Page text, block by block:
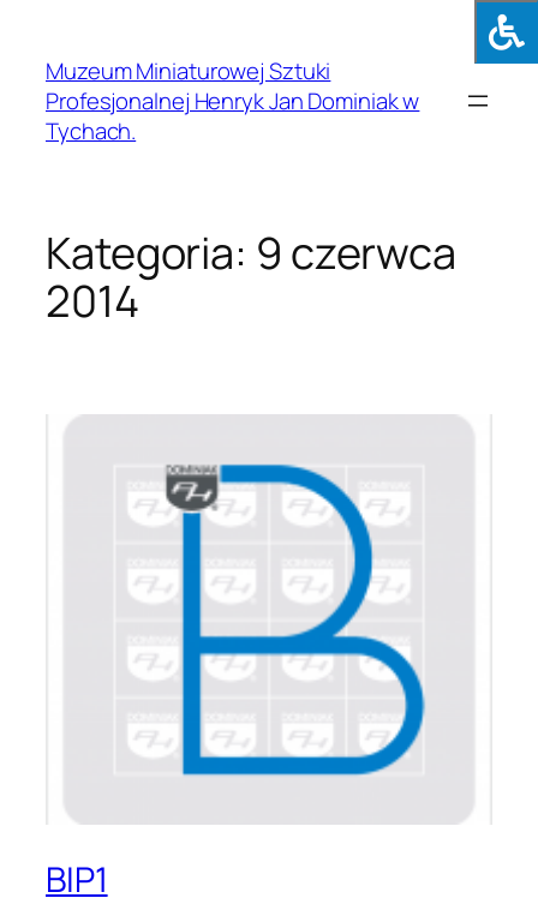
Muzeum Miniaturowej Sztuki
Profesjonalnej Henryk Jan Dominiak w
Tychach.
Kategoria: 9 czerwca
2014
BIP1